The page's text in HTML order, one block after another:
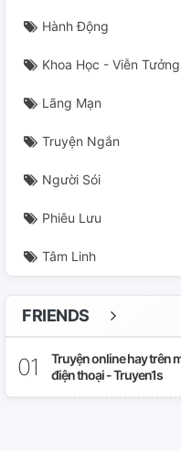
Hành Động
Khoa Học - Viễn Tưởng
Lãng Mạn
Truyện Ngắn
Người Sói
Phiêu Lưu
Tâm Linh
FRIENDS
Truyện online hay trên
điện thoại - Truyen1s